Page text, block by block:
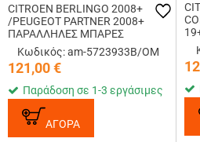
CITROEN BERLINGO 2008+
/PEUGEOT PARTNER 2008+
ΠΑΡΑΛΛΗΛΕΣ ΜΠΑΡΕΣ
ΟΡΟΦΗΣ ΑΛΟΥΜΙΝΙΟΥ ΜΑΥΡΕΣ
SOLID L1 OMTEC - 2 TEM.
Κωδικός: am-5723933B/OM
121,00€
Παράδοση σε 1-3 εργάσιμες
ΑΓΟΡΑ